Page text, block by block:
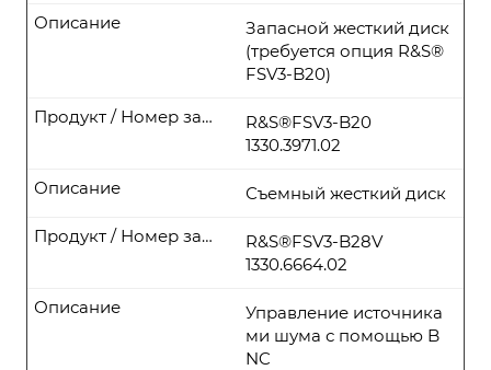
Запасной жесткий диск
(требуется опция R&S®
FSV3-B20)
Описание
R&S®FSV3-B20
1330.3971.02
Продукт / Номер заказа
Съемный жесткий диск
Описание
R&S®FSV3-B28V
1330.6664.02
Продукт / Номер заказа
Управление источника
ми шума с помощью B
NC
Описание